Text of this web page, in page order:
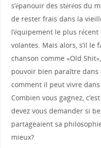
s’épanouir des stéréos du
de rester frais dans la
l’équipement le plus
volantes. Mais alors, s’il le
chanson comme «Old
pouvoir bien paraître dans
comment il peut vivre dans
Combien vous gagnez,
devez vous demander si
partageaient sa
mieux?